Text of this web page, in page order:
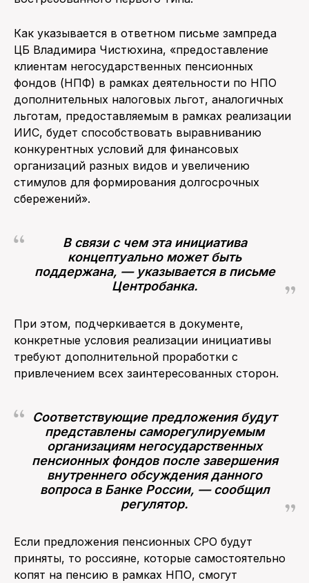
Как указывается в ответном письме зампреда
ЦБ Владимира Чистюхина, «предоставление
клиентам негосударственных пенсионных
фондов (НПФ) в рамках деятельности по НПО
дополнительных налоговых льгот, аналогичных
льготам, предоставляемым в рамках реализации
ИИС, будет способствовать выравниванию
конкурентных условий для финансовых
организаций разных видов и увеличению
стимулов для формирования долгосрочных
сбережений».
В связи с чем эта инициатива
концептуально может быть
поддержана, — указывается в письме
Центробанка.
При этом, подчеркивается в документе,
конкретные условия реализации инициативы
требуют дополнительной проработки с
привлечением всех заинтересованных сторон.
Соответствующие предложения будут
представлены саморегулируемым
организациям негосударственных
пенсионных фондов после завершения
внутреннего обсуждения данного
вопроса в Банке России, — сообщил
регулятор.
Если предложения пенсионных СРО будут
приняты, то россияне, которые самостоятельно
копят на пенсию в рамках НПО, смогут